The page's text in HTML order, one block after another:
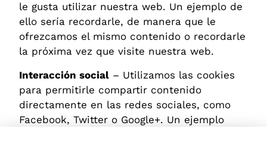
le gusta utilizar nuestra web. Un ejemplo de
ello sería recordarle, de manera que le
ofrezcamos el mismo contenido o recordarle
la próxima vez que visite nuestra web.
Interacción social – Utilizamos las cookies
para permitirle compartir contenido
directamente en las redes sociales, como
Facebook, Twitter o Google+. Un ejemplo